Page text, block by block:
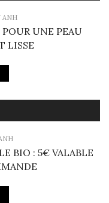
ANH
UNE PEAU
LISSE
BIO : 5€ VALABLE